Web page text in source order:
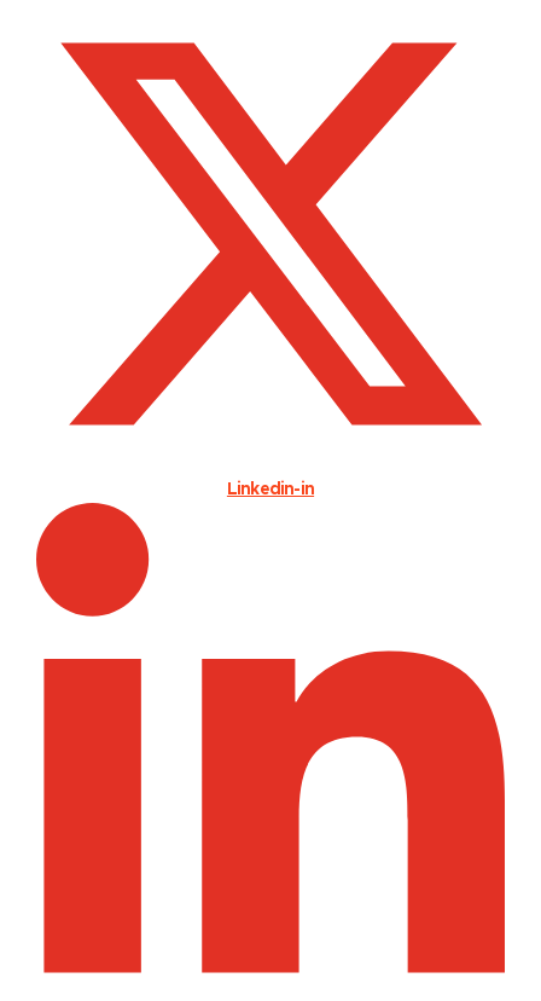
Linkedin-in